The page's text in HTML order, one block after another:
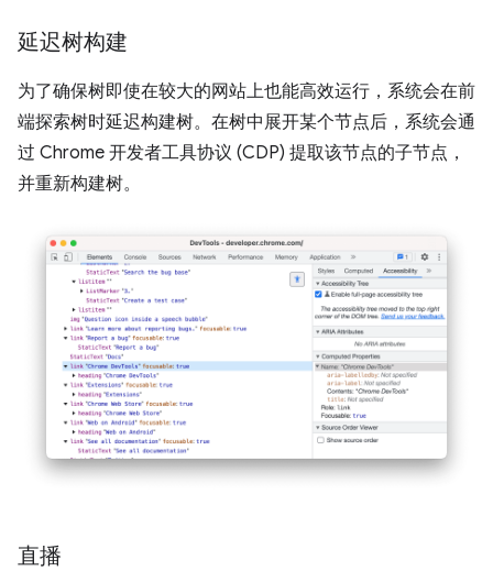
延迟树构建
为了确保树即使在较大的网站上也能高效运行，系统会在前
端探索树时延迟构建树。在树中展开某个节点后，系统会通
过 Chrome 开发者工具协议 (CDP) 提取该节点的子节点，
并重新构建树。
直播